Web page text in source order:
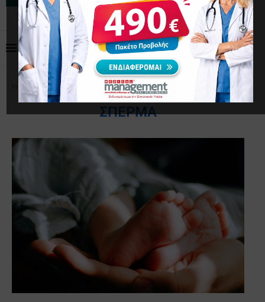
Home Tags Posts tagged with "σπέρμα"
ΣΠΈΡΜΑ